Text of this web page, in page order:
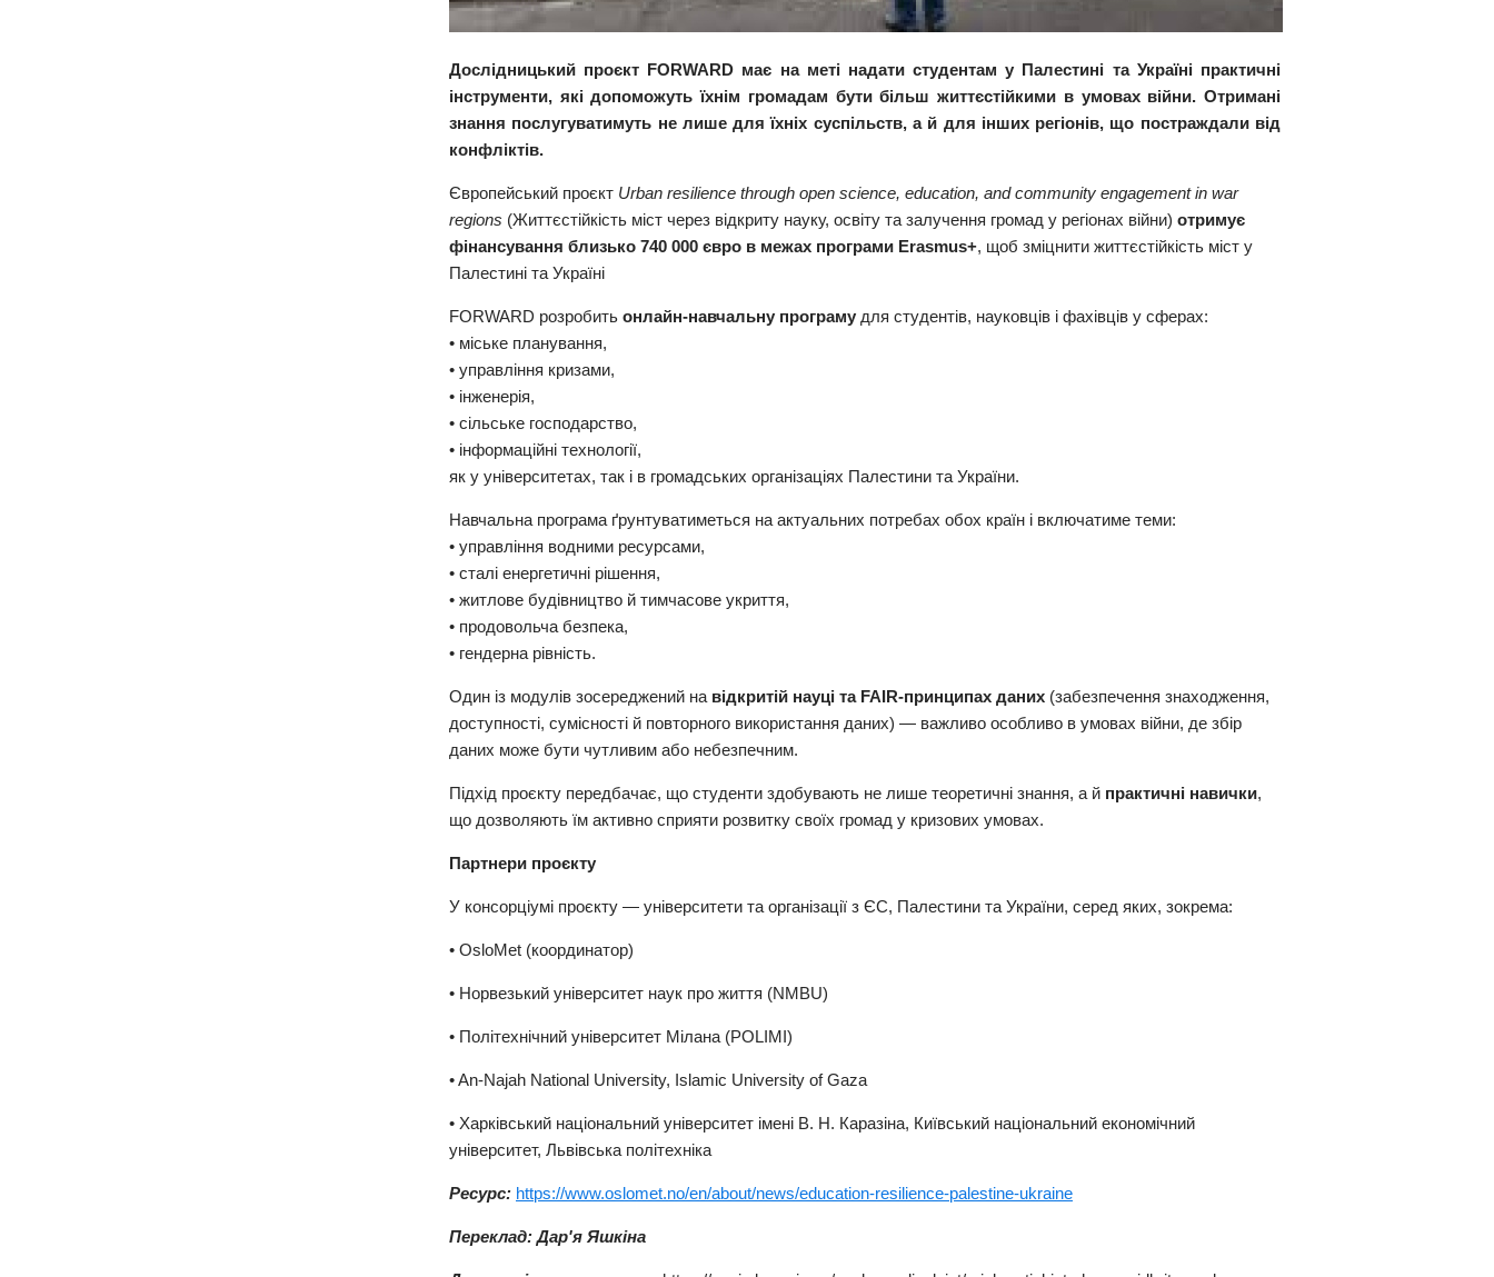
Дослідницький проєкт FORWARD має на меті надати студентам у Палестині та Україні практичні
інструменти, які допоможуть їхнім громадам бути більш життєстійкими в умовах війни. Отримані
знання послугуватимуть не лише для їхніх суспільств, а й для інших регіонів, що постраждали від
конфліктів.
Європейський проєкт Urban resilience through open science, education, and community engagement in war
regions (Життєстійкість міст через відкриту науку, освіту та залучення громад у регіонах війни) отримує
фінансування близько 740 000 євро в межах програми Erasmus+, щоб зміцнити життєстійкість міст у
Палестині та Україні
FORWARD розробить онлайн-навчальну програму для студентів, науковців і фахівців у сферах:
• міське планування,
• управління кризами,
• інженерія,
• сільське господарство,
• інформаційні технології,
як у університетах, так і в громадських організаціях Палестини та України.
Навчальна програма ґрунтуватиметься на актуальних потребах обох країн і включатиме теми:
• управління водними ресурсами,
• сталі енергетичні рішення,
• житлове будівництво й тимчасове укриття,
• продовольча безпека,
• гендерна рівність.
Один із модулів зосереджений на відкритій науці та FAIR-принципах даних (забезпечення знаходження,
доступності, сумісності й повторного використання даних) — важливо особливо в умовах війни, де збір
даних може бути чутливим або небезпечним.
Підхід проєкту передбачає, що студенти здобувають не лише теоретичні знання, а й практичні навички,
що дозволяють їм активно сприяти розвитку своїх громад у кризових умовах.
Партнери проєкту
У консорціумі проєкту — університети та організації з ЄС, Палестини та України, серед яких, зокрема:
• OsloMet (координатор)
• Норвезький університет наук про життя (NMBU)
• Політехнічний університет Мілана (POLIMI)
• An-Najah National University, Islamic University of Gaza
• Харківський національний університет імені В. Н. Каразіна, Київський національний економічний
університет, Львівська політехніка
Ресурс: https://www.oslomet.no/en/about/news/education-resilience-palestine-ukraine
Переклад: Дар'я Яшкіна